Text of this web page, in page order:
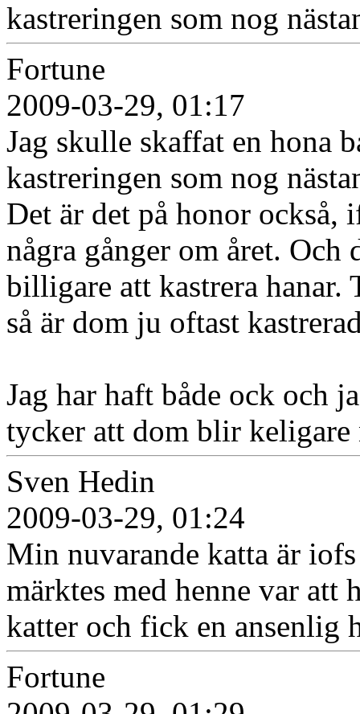
kastreringen som nog
Fortune
2009-03-29, 01:17
Jag skulle skaffat en hona
kastreringen som nog
Det är det på honor
några gånger om året.
billigare att kastrera hanar.
så är dom ju oftast
Jag har haft både ock och
tycker att dom blir keligare
Sven Hedin
2009-03-29, 01:24
Min nuvarande katta är
märktes med henne var att
katter och fick en ansenlig
Fortune